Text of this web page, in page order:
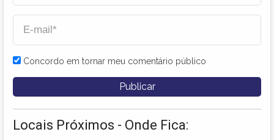
Concordo em tornar meu comentário público
Locais Próximos - Onde Fica: